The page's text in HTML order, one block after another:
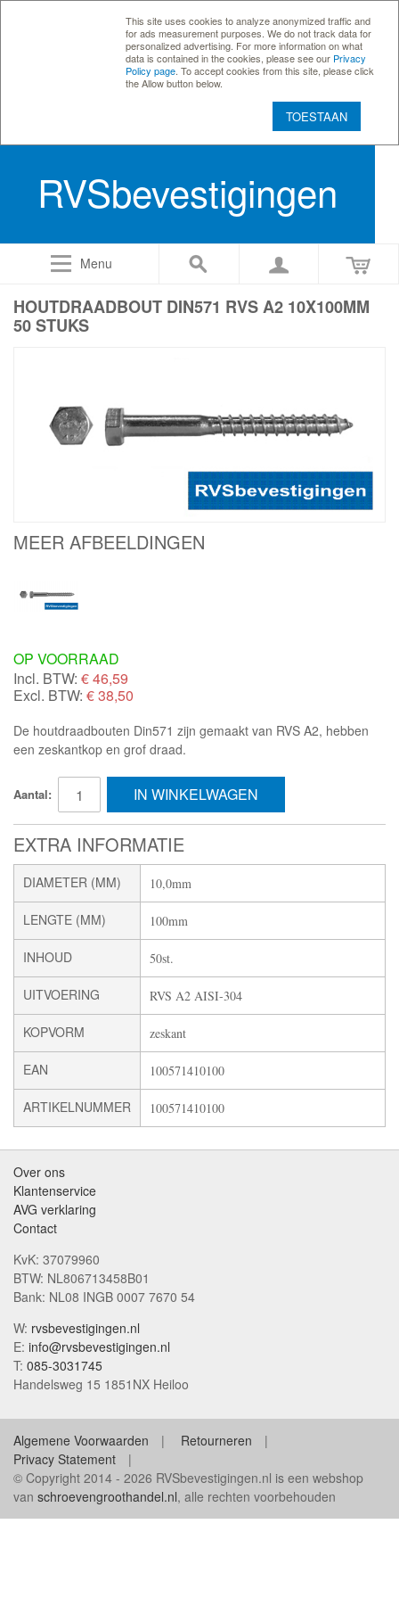
This site uses cookies to analyze anonymized traffic and
for ads measurement purposes. We do not track data for
personalized advertising. For more information on what
data is contained in the cookies, please see our Privacy
Policy page . To accept cookies from this site, please click
the Allow button below.
TOESTAAN
RVSbevestigingen
Menu
HOUTDRAADBOUT DIN571 RVS A2 10X100MM
50 STUKS
MEER AFBEELDINGEN
OP VOORRAAD
Incl. BTW: €46,59
Excl. BTW: € 38,50
De houtdraadbouten Din571 zijn gemaakt van RVS A2, hebben
een zeskantkop en grof draad.
Aantal: IN WINKELWAGEN
EXTRA INFORMATIE
DIAMETER (MM) 10,0mm
LENGTE (MM) 100mm
INHOUD 50st.
UITVOERING RVS A2 AISI-304
KOPVORM zeskant
EAN 100571410100
ARTIKELNUMMER 100571410100
Over ons
Klantenservice
AVG verklaring
Contact
KvK: 37079960
BTW: NL806713458B01
Bank: NL08 INGB 0007 7670 54
W: rvsbevestigingen.nl
E: info@rvsbevestigingen.nl
T: 085-3031745
Handelsweg 15 1851NX Heiloo
Algemene Voorwaarden
Retourneren
Privacy Statement
© Copyright 2014 - 2026 RVSbevestigingen.nl is een webshop
van schroevengroothandel.nl, alle rechten voorbehouden